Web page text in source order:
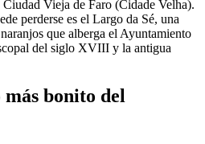
Ciudad Vieja de Faro (Cidade Velha).
perderse es el Largo da Sé, una
que alberga el Ayuntamiento
del siglo XVIII y la antigua
más bonito del